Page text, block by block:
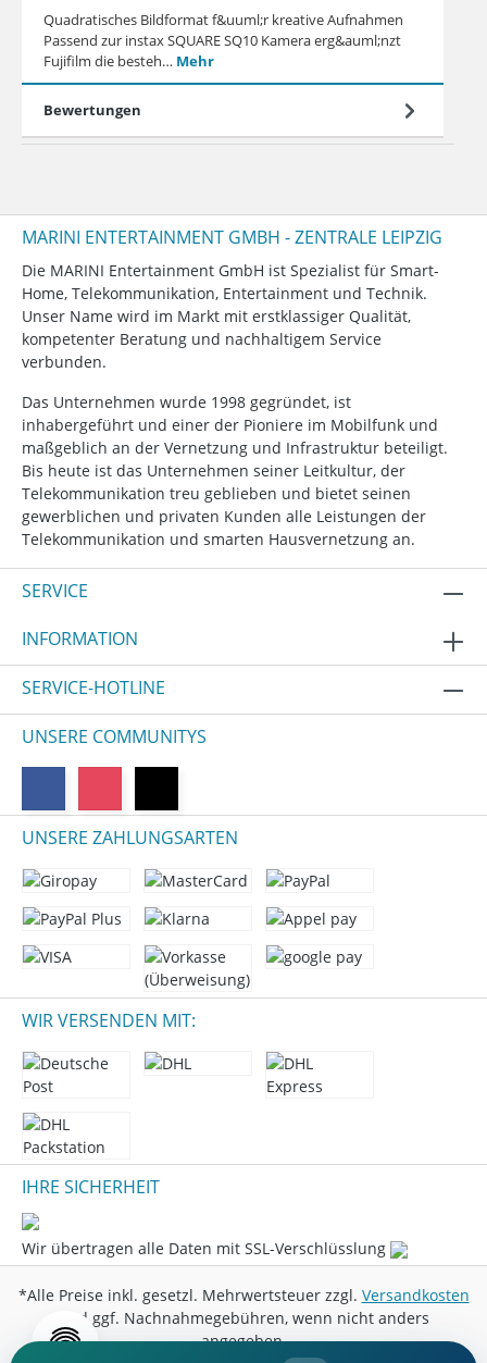
Quadratisches Bildformat f&uuml;r kreative Aufnahmen
Passend zur instax SQUARE SQ10 Kamera erg&auml;nzt
Fujifilm die besteh… Mehr
Bewertungen
MARINI ENTERTAINMENT GMBH - ZENTRALE LEIPZIG
Die MARINI Entertainment GmbH ist Spezialist für Smart-
Home, Telekommunikation, Entertainment und Technik.
Unser Name wird im Markt mit erstklassiger Qualität,
kompetenter Beratung und nachhaltigem Service
verbunden.
Das Unternehmen wurde 1998 gegründet, ist
inhabergeführt und einer der Pioniere im Mobilfunk und
maßgeblich an der Vernetzung und Infrastruktur beteiligt.
Bis heute ist das Unternehmen seiner Leitkultur, der
Telekommunikation treu geblieben und bietet seinen
gewerblichen und privaten Kunden alle Leistungen der
Telekommunikation und smarten Hausvernetzung an.
SERVICE
INFORMATION
SERVICE-HOTLINE
UNSERE COMMUNITYS
UNSERE ZAHLUNGSARTEN
WIR VERSENDEN MIT:
IHRE SICHERHEIT
Wir übertragen alle Daten mit SSL-Verschlüsslung
*Alle Preise inkl. gesetzl. Mehrwertsteuer zzgl. Versandkosten
und ggf. Nachnahmegebühren, wenn nicht anders
angegeben.